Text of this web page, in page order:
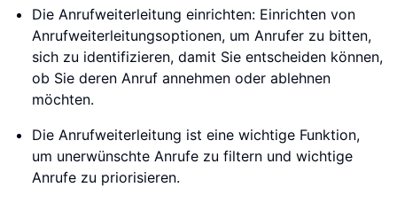
Die Anrufweiterleitung einrichten: Einrichten von
Anrufweiterleitungsoptionen, um Anrufer zu bitten,
sich zu identifizieren, damit Sie entscheiden können,
ob Sie deren Anruf annehmen oder ablehnen
möchten.
Die Anrufweiterleitung ist eine wichtige Funktion,
um unerwünschte Anrufe zu filtern und wichtige
Anrufe zu priorisieren.